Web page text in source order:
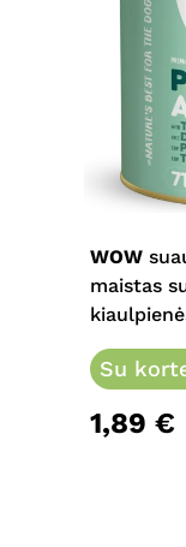
This
product
multiple
variants.
The
may
be
chosen
WOW
maistas
Su
1,89 €